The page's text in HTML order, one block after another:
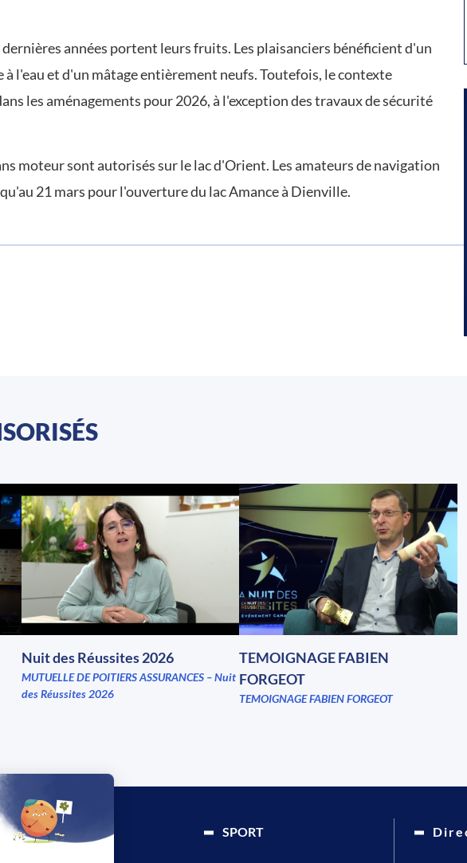
années portent leurs fruits. Les plaisanciers bénéficient d'un
à l'eau et d'un mâtage entièrement neufs. Toutefois, le contexte
les aménagements pour 2026, à l'exception des travaux de sécurité
moteur sont autorisés sur le lac d'Orient. Les amateurs de navigation
21 mars pour l'ouverture du lac Amance à Dienville.
Nuit des Réussites 2026
MUTUELLE DE POITIERS ASSURANCES – Nuit
des Réussites 2026
TEMOIGNAGE FABIEN
FORGEOT
TEMOIGNAGE FABIEN FORGEOT
JT SPORT